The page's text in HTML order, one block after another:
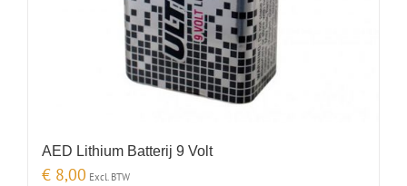
AED Lithium Batterij 9 Volt
€ 8,00 Excl. BTW